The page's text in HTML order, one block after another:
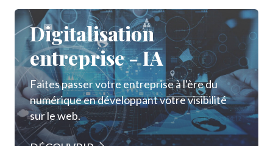
Digitalisation
entreprise - IA
Faites passer votre entreprise à l'ère du
numérique en développant votre visibilité
sur le web.